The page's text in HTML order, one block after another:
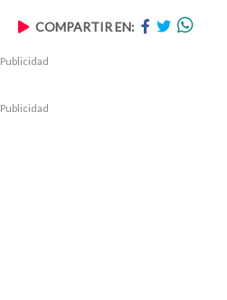
COMPARTIR EN:
Publicidad
Publicidad